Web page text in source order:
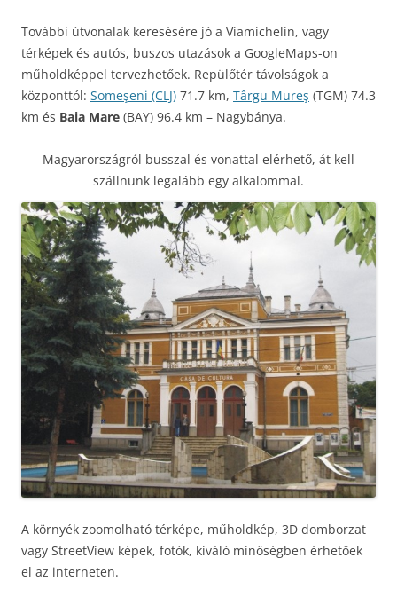
További útvonalak keresésére jó a Viamichelin, vagy
térképek és autós, buszos utazások a GoogleMaps-on
műholdképpel tervezhetőek. Repülőtér távolságok a
központtól: Someşeni (CLJ) 71.7 km, Târgu Mureş (TGM) 74.3
km és Baia Mare (BAY) 96.4 km – Nagybánya.
Magyarországról busszal és vonattal elérhető, át kell
szállnunk legalább egy alkalommal.
A környék zoomolható térképe, műholdkép, 3D domborzat
vagy StreetView képek, fotók, kiváló minőségben érhetőek
el az interneten.